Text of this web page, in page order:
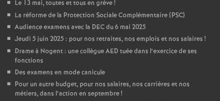
Le 13 mai, toutes et tous en grève!
La réforme de la Protection Sociale Complémentaire (PSC)
Audience examens avec la DEC du 6 mai 2025
Jeudi 5 juin 2025 : pour nos retraites, nos emplois et nos salaires !
Drame à Nogent : une collègue AED tuée dans l’exercice de ses
fonctions
Des examens en mode canicule
Pour un autre budget, pour nos salaires, nos carrières et nos
métiers, dans l’action en septembre!